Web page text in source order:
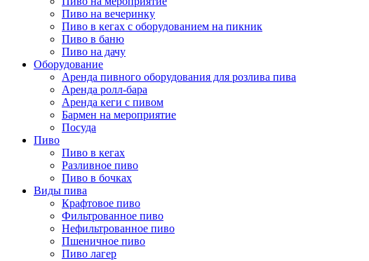
Пиво на вечеринку
Пиво в кегах с оборудованием на пикник
Пиво в баню
Пиво на дачу
Оборудование
Аренда пивного оборудования для розлива пива
Аренда ролл-бара
Аренда кеги с пивом
Бармен на мероприятие
Посуда
Пиво
Пиво в кегах
Разливное пиво
Пиво в бочках
Виды пива
Крафтовое пиво
Фильтрованное пиво
Нефильтрованное пиво
Пшеничное пиво
Пиво лагер